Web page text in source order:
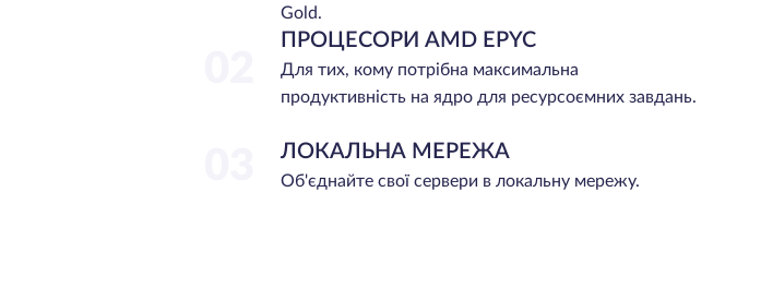
Gold.
ПРОЦЕСОРИ AMD EPYC
Для тих, кому потрібна максимальна
продуктивність на ядро для ресурсоємних завдань.
ЛОКАЛЬНА МЕРЕЖА
Об'єднайте свої сервери в локальну мережу.